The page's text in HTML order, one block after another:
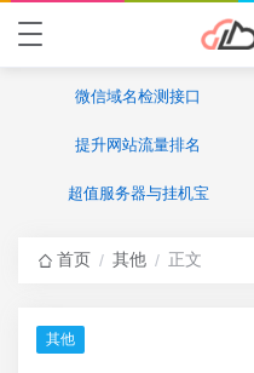
微信域名检测接口
提升网站流量排名
超值服务器与挂机宝
首页 / 其他 / 正文
其他